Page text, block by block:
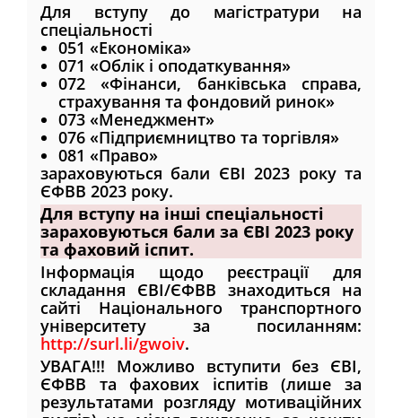
Для вступу до магістратури на
спеціальності
051 «Економіка»
071 «Облік і оподаткування»
072 «Фінанси, банківська справа,
страхування та фондовий ринок»
073 «Менеджмент»
076 «Підприємництво та торгівля»
081 «Право»
зараховуються бали ЄВІ 2023 року та
ЄФВВ 2023 року.
Для вступу на інші спеціальності
зараховуються бали за ЄВІ 2023 року
та фаховий іспит.
Інформація щодо реєстрації для
складання ЄВІ/ЄФВВ знаходиться на
сайті Національного транспортного
університету за посиланням:
http://surl.li/gwoiv.
УВАГА!!! Можливо вступити без ЄВІ,
ЄФВВ та фахових іспитів (лише за
результатами розгляду мотиваційних